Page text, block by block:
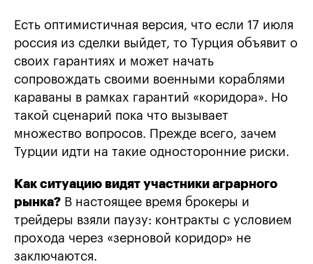
Есть оптимистичная версия, что если 17 июля
россия из сделки выйдет, то Турция объявит о
своих гарантиях и может начать
сопровождать своими военными кораблями
караваны в рамках гарантий «коридора». Но
такой сценарий пока что вызывает
множество вопросов. Прежде всего, зачем
Турции идти на такие односторонние риски.
Как ситуацию видят участники аграрного
рынка? В настоящее время брокеры и
трейдеры взяли паузу: контракты с условием
прохода через «зерновой коридор» не
заключаются.